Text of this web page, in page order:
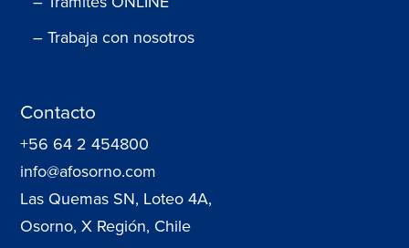
– Trabaja con nosotros
Contacto
+56 64 2 454800
info@afosorno.com
Las Quemas SN, Loteo 4A,
Osorno, X Región, Chile